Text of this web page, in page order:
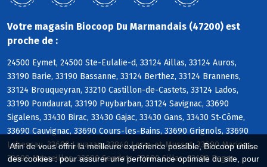
Afin de vous offrir la meilleure expérience possible, Biocoop utilise
des cookies : pour assurer une performance optimale du site, pour
Votre magasin Biocoop Du Marmandais (47200) est
proche de :
24500 Eymet, 24500 Ste-Eulalie-d, 33124 Aillas, 33124 Auros,
33190 Barie, 33190 Bassanne, 33124 Berthez, 33124 Brannens,
33124 Brouqueyran, 33210 Castillon-de-Castets, 33124 Lados,
33190 Pondaurat, 33190 Puybarban, 33124 Savignac, 33690
Sigalens, 33430 Birac, 33430 Gajac, 33430 Gans, 33430 St-Côme,
33690 Cauvignac, 33690 Cours-les-Bains, 33690 Grignols, 33690
Labescau, 33690 Lavazan, 33840 Lerm-et-Musset, 33690 Marions,
33690 Masseilles, 33690 Sendets, 33690 Sillas, 33190 Bagas